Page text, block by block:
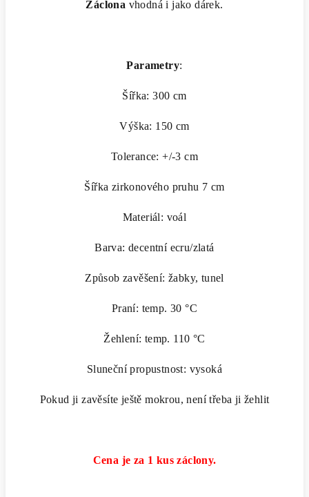
Záclona vhodná i jako dárek.
Parametry:
Šířka: 300 cm
Výška: 150 cm
Tolerance: +/-3 cm
Šířka zirkonového pruhu 7 cm
Materiál: voál
Barva: decentní ecru/zlatá
Způsob zavěšení: žabky, tunel
Praní: temp. 30 °C
Žehlení: temp. 110 °C
Sluneční propustnost: vysoká
Pokud ji zavěsíte ještě mokrou, není třeba ji žehlit
Cena je za 1 kus záclony.